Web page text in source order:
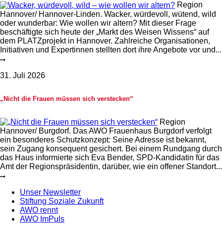
Region
Hannover/ Hannover-Linden. Wacker, würdevoll, wütend, wild
oder wunderbar: Wie wollen wir altern? Mit dieser Frage
beschäftigte sich heute der „Markt des Weisen Wissens“ auf
dem PLATZprojekt in Hannover. Zahlreiche Organisationen,
Initiativen und Expertinnen stellten dort ihre Angebote vor und...
31. Juli 2026
„Nicht die Frauen müssen sich verstecken“
Region
Hannover/ Burgdorf. Das AWO Frauenhaus Burgdorf verfolgt
ein besonderes Schutzkonzept: Seine Adresse ist bekannt,
sein Zugang konsequent gesichert. Bei einem Rundgang durch
das Haus informierte sich Eva Bender, SPD-Kandidatin für das
Amt der Regionspräsidentin, darüber, wie ein offener Standort...
Unser Newsletter
Stiftung Soziale Zukunft
AWO rennt
AWO ImPuls